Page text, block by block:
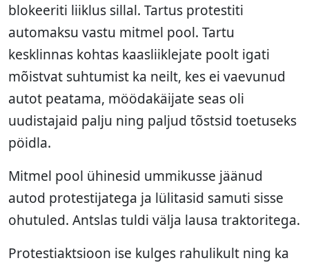
blokeeriti liiklus sillal. Tartus protestiti
automaksu vastu mitmel pool. Tartu
kesklinnas kohtas kaasliiklejate poolt igati
mõistvat suhtumist ka neilt, kes ei vaevunud
autot peatama, möödakäijate seas oli
uudistajaid palju ning paljud tõstsid toetuseks
pöidla.
Mitmel pool ühinesid ummikusse jäänud
autod protestijatega ja lülitasid samuti sisse
ohutuled. Antslas tuldi välja lausa traktoritega.
Protestiaktsioon ise kulges rahulikult ning ka